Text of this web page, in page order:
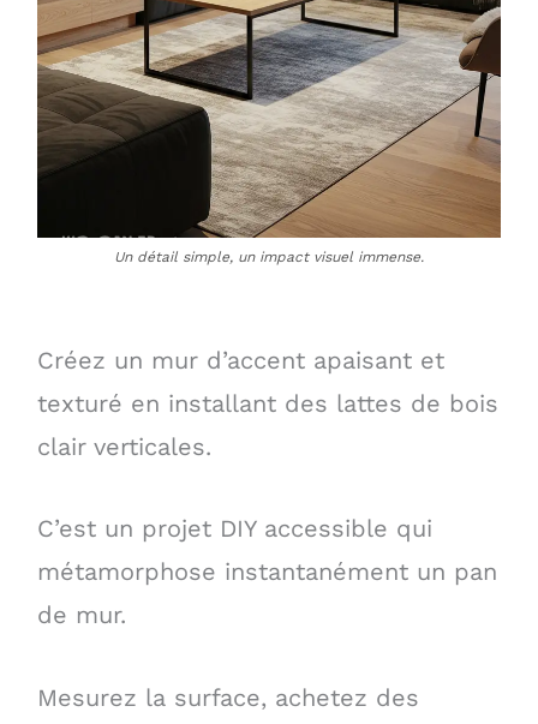
Un détail simple, un impact visuel immense.
Créez un mur d’accent apaisant et
texturé en installant des lattes de bois
clair verticales.
C’est un projet DIY accessible qui
métamorphose instantanément un pan
de mur.
Mesurez la surface, achetez des